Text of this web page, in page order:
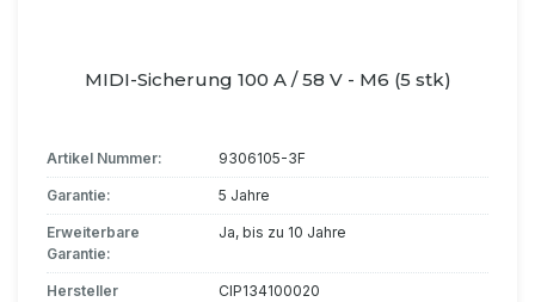
MIDI-Sicherung 100 A / 58 V - M6 (5 stk)
Artikel Nummer: 9306105-3F
Garantie: 5 Jahre
Erweiterbare
Garantie:
Ja, bis zu 10 Jahre
Hersteller
CIP134100020